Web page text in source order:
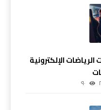
الإلكترونية
٩٠